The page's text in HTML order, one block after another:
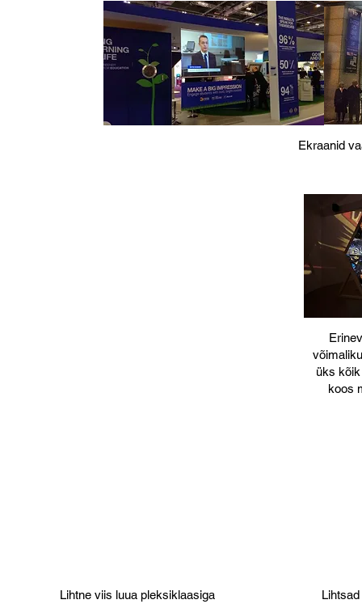
Ekraanid
üks
koos
Lihtne viis luua pleksiklaasiga